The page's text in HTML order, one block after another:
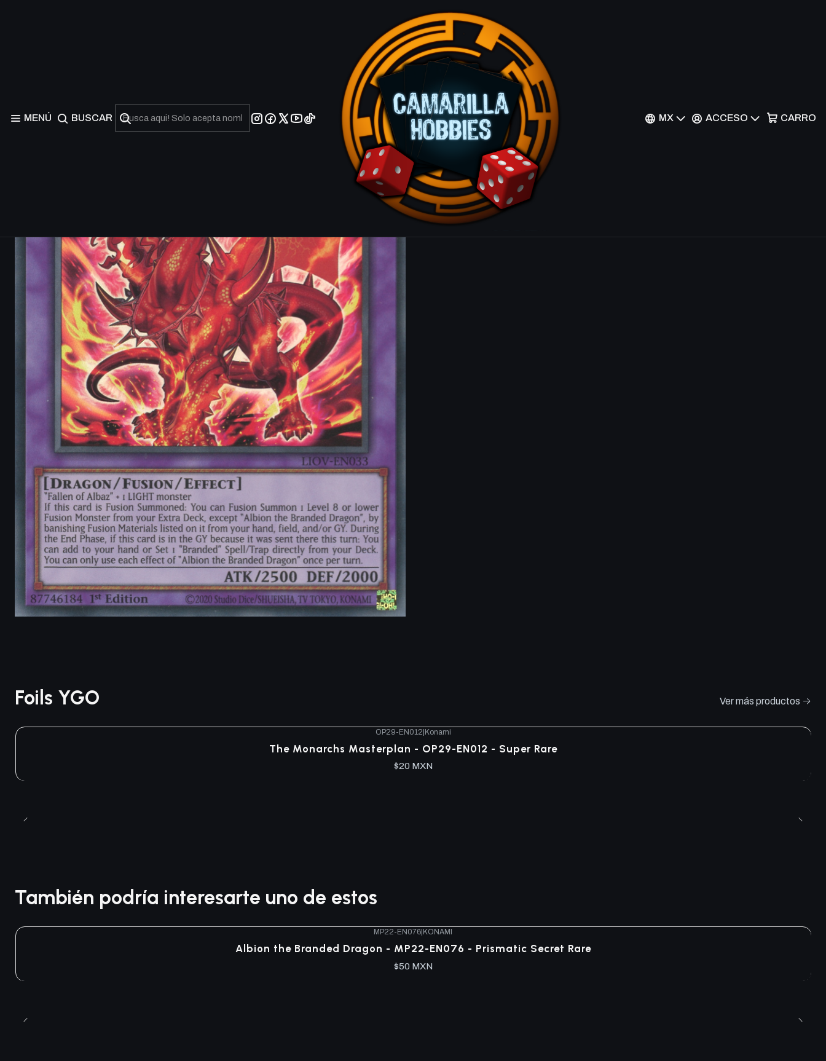
MENÚ BUSCAR MX ACCESO CARRO
Albion the Branded Dragon - LIOV-
EN033 - Ultra Rare
|
Mostrar stock de ubicaciones
COMPARTIR ESTE PRODUCTO
Foils YGO Ver más productos
OP29-EN012|Konami
The Monarchs Masterplan - OP29-EN012 - Super Rare
$20 MXN
También podría interesarte uno de estos
MP22-EN076 KONAMI
Albion the Branded Dragon - MP22-EN076 - Prismatic Secret Rare
$50 MXN